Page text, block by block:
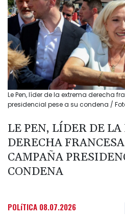
Le Pen, líder de la extrema derecha
presidencial pese a su condena / Foto:
LE PEN, LÍDER DE
DERECHA
CAMPAÑA
CONDENA
POLíTICA 08.07.2026